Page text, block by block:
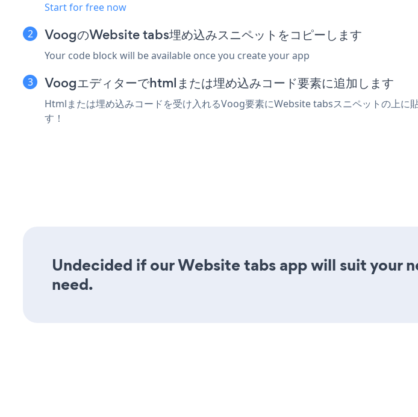
Start for free now
VoogのWebsite tabs埋め込みスニペットをコピーします
Your code block will be available once you create your app
Voogエディターでhtmlまたは埋め込みコード要素に追加します
Htmlまたは埋め込みコードを受け入れるVoog要素にWebsite tabsスニペットの上
す！
Undecided if our Website tabs app will suit your
need.